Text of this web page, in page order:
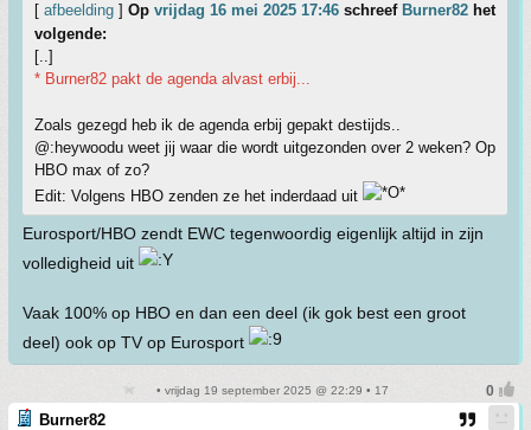
[ afbeelding ] Op vrijdag 16 mei 2025 17:46 schreef Burner82 het
volgende:
[..]
* Burner82 pakt de agenda alvast erbij...
Zoals gezegd heb ik de agenda erbij gepakt destijds..
@:heywoodu weet jij waar die wordt uitgezonden over 2 weken? Op
HBO max of zo?
Edit: Volgens HBO zenden ze het inderdaad uit
Eurosport/HBO zendt EWC tegenwoordig eigenlijk altijd in zijn
volledigheid uit
Vaak 100% op HBO en dan een deel (ik gok best een groot
deel) ook op TV op Eurosport
• vrijdag 19 september 2025 @ 22:29 • 17
Burner82